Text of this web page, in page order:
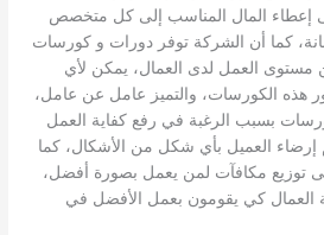
إعطاء المال المناسب إلى كل متخصص
كما أن الشركة توفر دورات و كورسات
العمل لدى العمال، يمكن لأي
هذه الكورسات، والتميز عامل عن عامل،
بسبب الرغبة في رفع كفاية العمل
العميل بأي شكل من الأشكال، كما
توزيع مكافآت لمن يعمل بصورة أفضل،
العمال كي يقومون بعمل الأفضل في